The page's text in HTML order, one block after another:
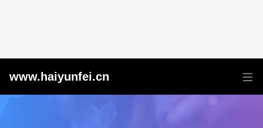
www.haiyunfei.cn